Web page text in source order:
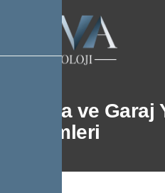
Rampa ve Garaj
Sistemleri